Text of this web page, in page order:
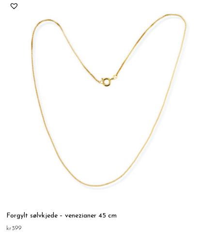
Forgylt sølvkjede – venezianer 45 cm
kr399